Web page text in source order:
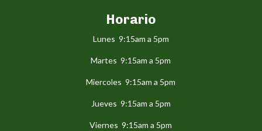
Horario
Lunes 9:15am a 5pm
Martes 9:15am a 5pm
Miercoles 9:15am a 5pm
Jueves 9:15am a 5pm
Viernes 9:15am a 5pm